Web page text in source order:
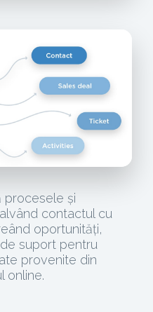
procesele și
contactul cu
oportunități,
suport pentru
provenite din
online.